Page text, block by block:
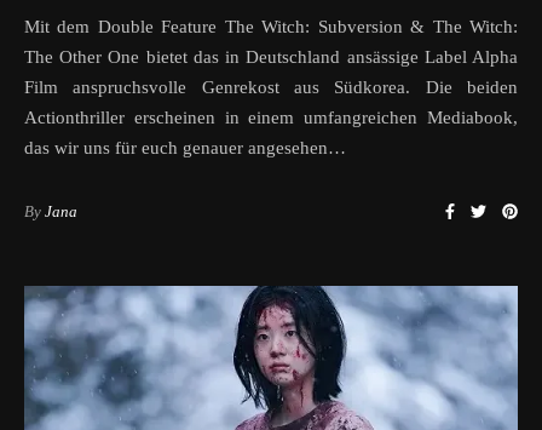
Mit dem Double Feature The Witch: Subversion & The Witch:
The Other One bietet das in Deutschland ansässige Label Alpha
Film anspruchsvolle Genrekost aus Südkorea. Die beiden
Actionthriller erscheinen in einem umfangreichen Mediabook,
das wir uns für euch genauer angesehen…
By Jana